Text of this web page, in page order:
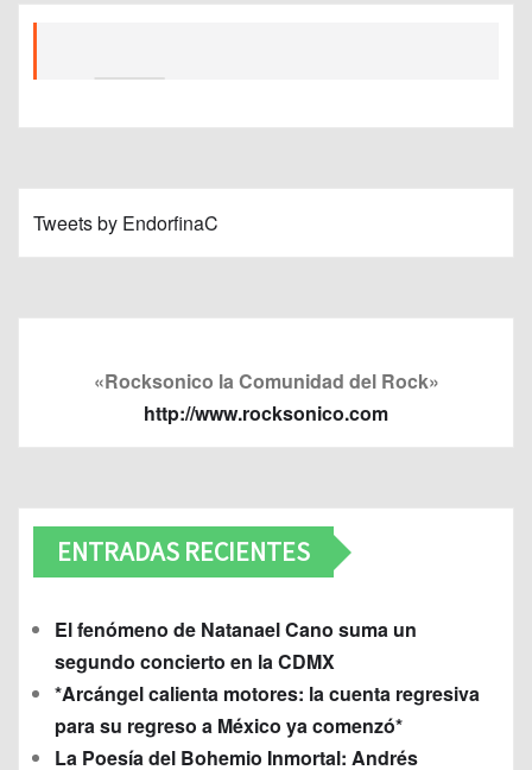
Tweets by EndorfinaC
«Rocksonico la Comunidad del Rock»
http://www.rocksonico.com
ENTRADAS RECIENTES
El fenómeno de Natanael Cano suma un
segundo concierto en la CDMX
*Arcángel calienta motores: la cuenta regresiva
para su regreso a México ya comenzó*
La Poesía del Bohemio Inmortal: Andrés